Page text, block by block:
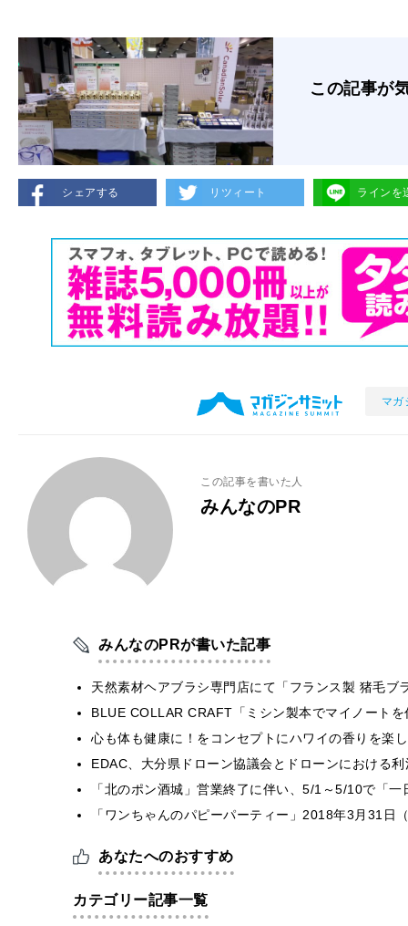
この記事が
シェアする リツィート ラインを
マガ
この記事を書いた人
みんなのPR
みんなのPRが書いた記事
天然素材ヘアブラシ専門店にて「フランス製 猪毛ブ
BLUE COLLAR CRAFT「ミシン製本でマイノート
心も体も健康に！をコンセプトにハワイの香りを楽
EDAC、大分県ドローン協議会とドローンにおける
「北のポン酒城」営業終了に伴い、5/1～5/10で「
「ワンちゃんのパピーパーティー」2018年3月31日
あなたへのおすすめ
カテゴリー記事一覧